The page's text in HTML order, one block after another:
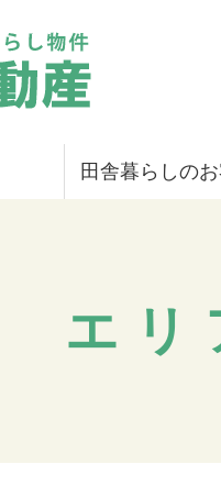
田舎暮らしの
エリ